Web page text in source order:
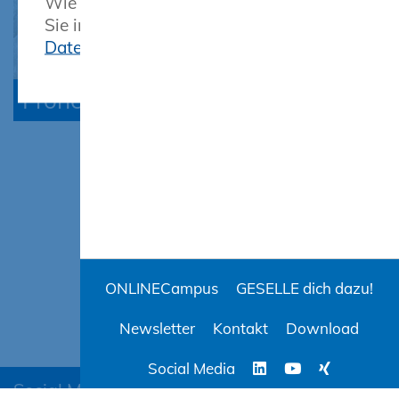
Sie in unserer Erklärung zum
Datenschutz
Frohe Weihnachten!
Social Media
ONLINECampus GESELLE dich dazu!
Newsletter Kontakt Download
Social Media